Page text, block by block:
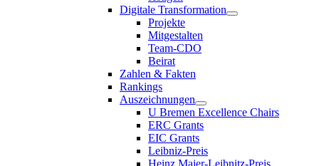
Digitale Transformation
Projekte
Mitgestalten
Team-CDO
Beirat
Zahlen & Fakten
Rankings
Auszeichnungen
U Bremen Excellence Chairs
ERC Grants
EIC Grants
Leibniz-Preis
Heinz Maier-Leibnitz-Preis